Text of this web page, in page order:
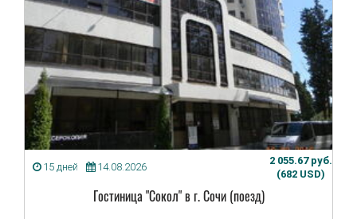
15 дней 14.08.2026
2 055.67 руб.
(682 USD)
Гостиница "Сокол" в г. Сочи (поезд)